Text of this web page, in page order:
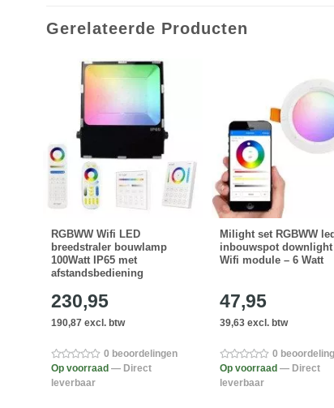
Gerelateerde Producten
RGBWW Wifi LED
breedstraler bouwlamp
100Watt IP65 met
afstandsbediening
230,95
190,87 excl. btw
0 beoordelingen
Op voorraad — Direct
leverbaar
Milight set RGBWW led
inbouwspot
Wifi module – 6 Watt
47,95
39,63 excl. btw
0
Op voorraad — Direct
leverbaar